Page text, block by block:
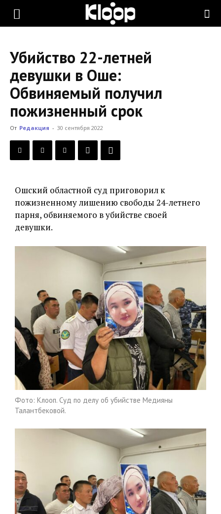
KLOOP.KG
Новости
Кыргызстана
Убийство 22-летней
девушки в Оше:
Обвиняемый получил
пожизненный срок
От Редакция - 30 сентября 2022
Ошский областной суд приговорил к
пожизненному лишению свободы 24-летнего
парня, обвиняемого в убийстве своей
девушки.
Фото: Клооп. Суд по делу об убийстве Медияны
Талантбековой.